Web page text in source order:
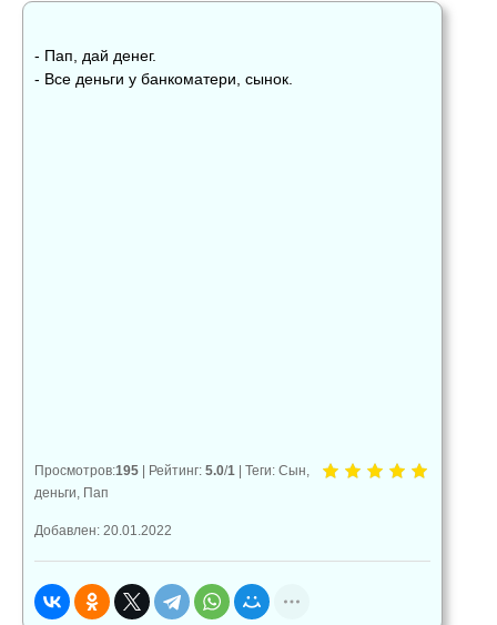
- Пап, дай денег.
- Все деньги у банкоматери, сынок.
Просмотров:195 | Рейтинг: 5.0/1 | Теги: Сын
деньги Пап
Добавлен: 20.01.2022